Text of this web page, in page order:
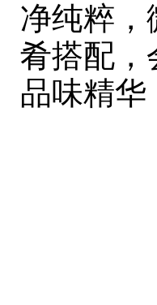
净纯粹，
肴搭配，
品味精华